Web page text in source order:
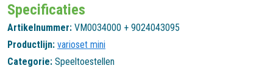
Specificaties
Artikelnummer: VM0034000 + 9024043095
Productlijn: varioset mini
Categorie: Speeltoestellen